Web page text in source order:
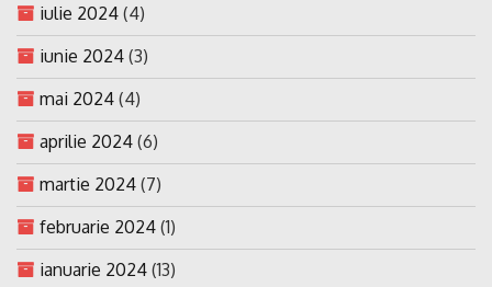
iulie 2024 (4)
iunie 2024 (3)
mai 2024 (4)
aprilie 2024 (6)
martie 2024 (7)
februarie 2024 (1)
ianuarie 2024 (13)